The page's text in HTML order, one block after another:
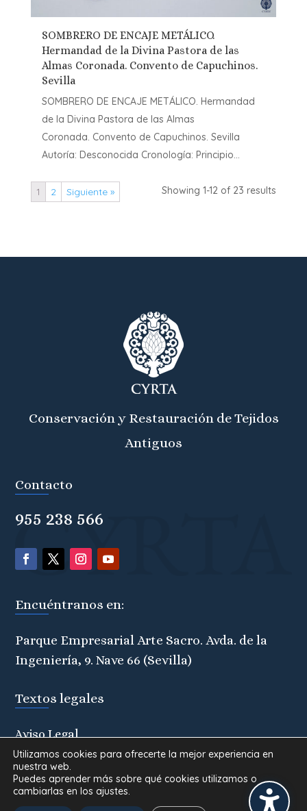
SOMBRERO DE ENCAJE METÁLICO.
Hermandad de la Divina Pastora de las
Almas Coronada. Convento de Capuchinos.
Sevilla
SOMBRERO DE ENCAJE METÁLICO. Hermandad
de la Divina Pastora de las Almas
Coronada. Convento de Capuchinos. Sevilla
Autoría: Desconocida Cronología: Principio...
Showing 1-12 of 23 results
1 2 Siguiente »
Conservación y Restauración de Tejidos
Antiguos
Contacto
955 238 566
Encuéntranos en:
Parque Empresarial Arte Sacro. Avda. de la
Ingeniería, 9. Nave 66 (Sevilla)
Textos legales
Aviso Legal
Política de Privacidad
Política de Cookies
Utilizamos cookies para ofrecerte la mejor experiencia en
nuestra web.
Puedes aprender más sobre qué cookies utilizamos o
cambiarlas en los ajustes.